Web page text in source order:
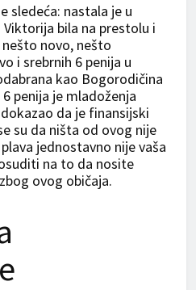
sledeća: nastala je u
bila na prestolu i
novo, nešto
i srebrnih 6 penija u
kao Bogorodičina
penija je mladoženja
da je finansijski
su da ništa od ovog nije
jednostavno nije vaša
na to da nosite
ovog običaja.